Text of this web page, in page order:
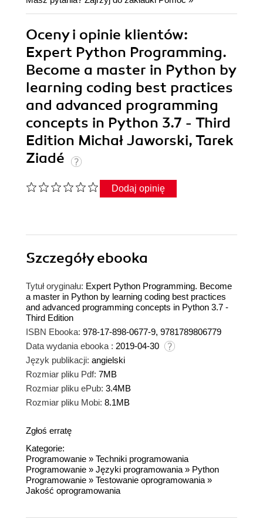
Oceny i opinie klientów:
Expert Python Programming.
Become a master in Python by
learning coding best practices
and advanced programming
concepts in Python 3.7 - Third
Edition Michał Jaworski, Tarek
Ziadé
Dodaj opinię
Szczegółyebooka
Tytuł oryginału: Expert Python Programming. Become
a master in Python by learning coding best practices
and advanced programming concepts in Python 3.7 -
Third Edition
ISBN Ebooka: 978-17-898-0677-9, 9781789806779
Data wydania ebooka : 2019-04-30
Język publikacji: angielski
Rozmiar pliku Pdf: 7MB
Rozmiar pliku ePub: 3.4MB
Rozmiar pliku Mobi: 8.1MB
Zgłoś erratę
Kategorie:
Programowanie » Techniki programowania
Programowanie » Języki programowania » Python
Programowanie » Testowanie oprogramowania »
Jakość oprogramowania